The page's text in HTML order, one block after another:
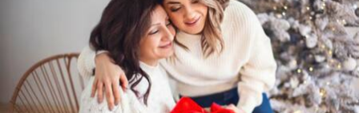
Eventos Corporativos
El Cronista Studio
Mediakit